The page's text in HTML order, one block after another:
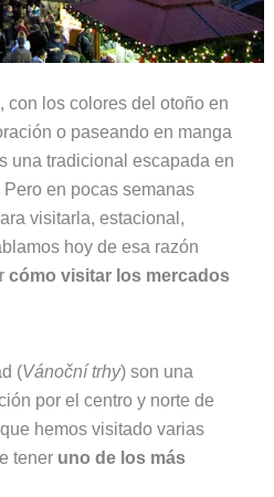
con los colores del otoño en
o paseando en manga
una tradicional escapada en
en pocas semanas
visitarla, estacional,
hoy de esa razón
cómo visitar los mercados
(Vánoční trhy) son una
por el centro y norte de
hemos visitado varias
tener uno de los más